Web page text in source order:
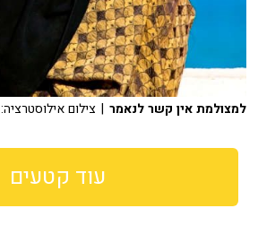
למצולמת אין קשר לנאמר | צילום אילוסטרציה: Ingram Image
עוד קטעים